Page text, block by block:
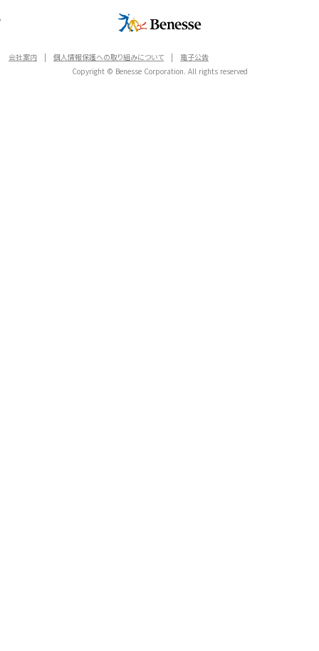
会社案内 | 個人情報保護への取り組みについて | 電子公告
Copyright © Benesse Corporation. All rights reserved